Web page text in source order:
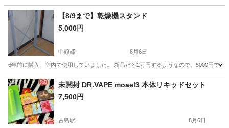
沖縄 宜野湾市 儀保駅 季節、空調家電
【8/9まで】乾燥機スタンド
5,000円
中頭郡 8月6日
6年前に購入、室内で使用していました。 新品だと2万円するようなので、5000円で
沖縄 中頭郡 生活家電
未開封 DR.VAPE moael3 本体リキッドセット
7,500円
古島駅 8月6日